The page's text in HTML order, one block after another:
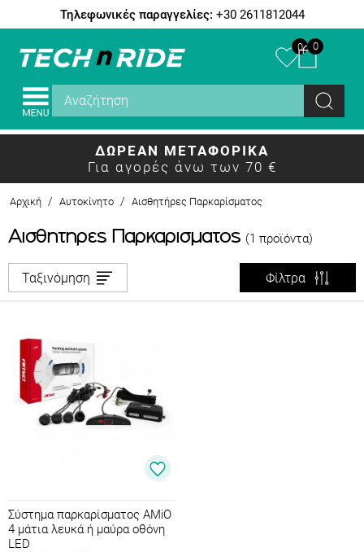
Τηλεφωνικές παραγγελίες: +30 2611812044
0 0
ΔΩΡΕΑΝ ΜΕΤΑΦΟΡΙΚΑ
Για αγορές άνω των 70 €
Αρχική / Αυτοκίνητο / Αισθητήρες Παρκαρίσματος
Αισθητήρες Παρκαρίσματος (1 προϊόντα)
Ταξινόμηση Φίλτρα
Σύστημα παρκαρίσματος AMiO
4 μάτια λευκά ή μαύρα οθόνη
LED